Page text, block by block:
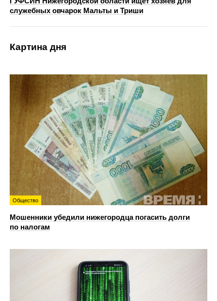
служебных овчарок Мальты и Триши
Картина дня
Общество
Мошенники убедили нижегородца погасить долги
по налогам